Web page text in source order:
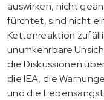
auswirken, nicht
fürchtet, sind nicht
Kettenreaktion
unumkehrbare
die Diskussionen
die IEA, die
und die